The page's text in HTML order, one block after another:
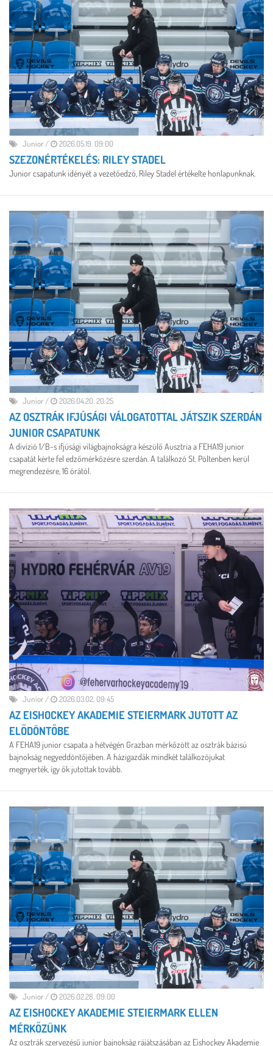
Junior / 2026.05.19. 09:00
SZEZONÉRTÉKELÉS: RILEY STADEL
Junior csapatunk idényét a vezetőedző, Riley Stadel értékelte honlapunknak.
Junior/ 2026.04.20. 20:25
AZ OSZTRÁK IFJÚSÁGI VÁLOGATOTTAL JÁTSZIK SZERDÁN
JUNIOR CSAPATUNK
A divízió 1/B-s ifjúsági világbajnokságra készülő Ausztria a FEHA19 junior
csapatát kérte fel edzőmérkőzésre szerdán. A találkozó St. Pöltenben kerül
megrendezésre, 16 órától.
Junior / 2026.03.02. 09:45
AZ EISHOCKEY AKADEMIE STEIERMARK JUTOTT AZ
ELŐDÖNTŐBE
A FEHA19 junior csapata a hétvégén Grazban mérkőzött az osztrák bázisú
bajnokság negyeddöntőjében. A házigazdák mindkét találkozójukat
megnyerték, így ők jutottak tovább.
Junior/ 2026.02.28. 09:00
AZ EISHOCKEY AKADEMIE STEIERMARK ELLEN
MÉRKŐZÜNK
Az osztrák szervezésű junior bajnokság rájátszásában az Eishockey Akademie